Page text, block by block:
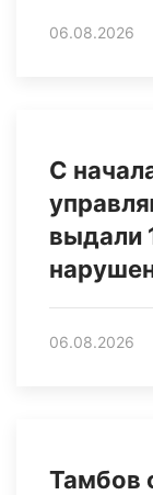
06.08.2026
С
выдали
06.08.2026
Тамбов